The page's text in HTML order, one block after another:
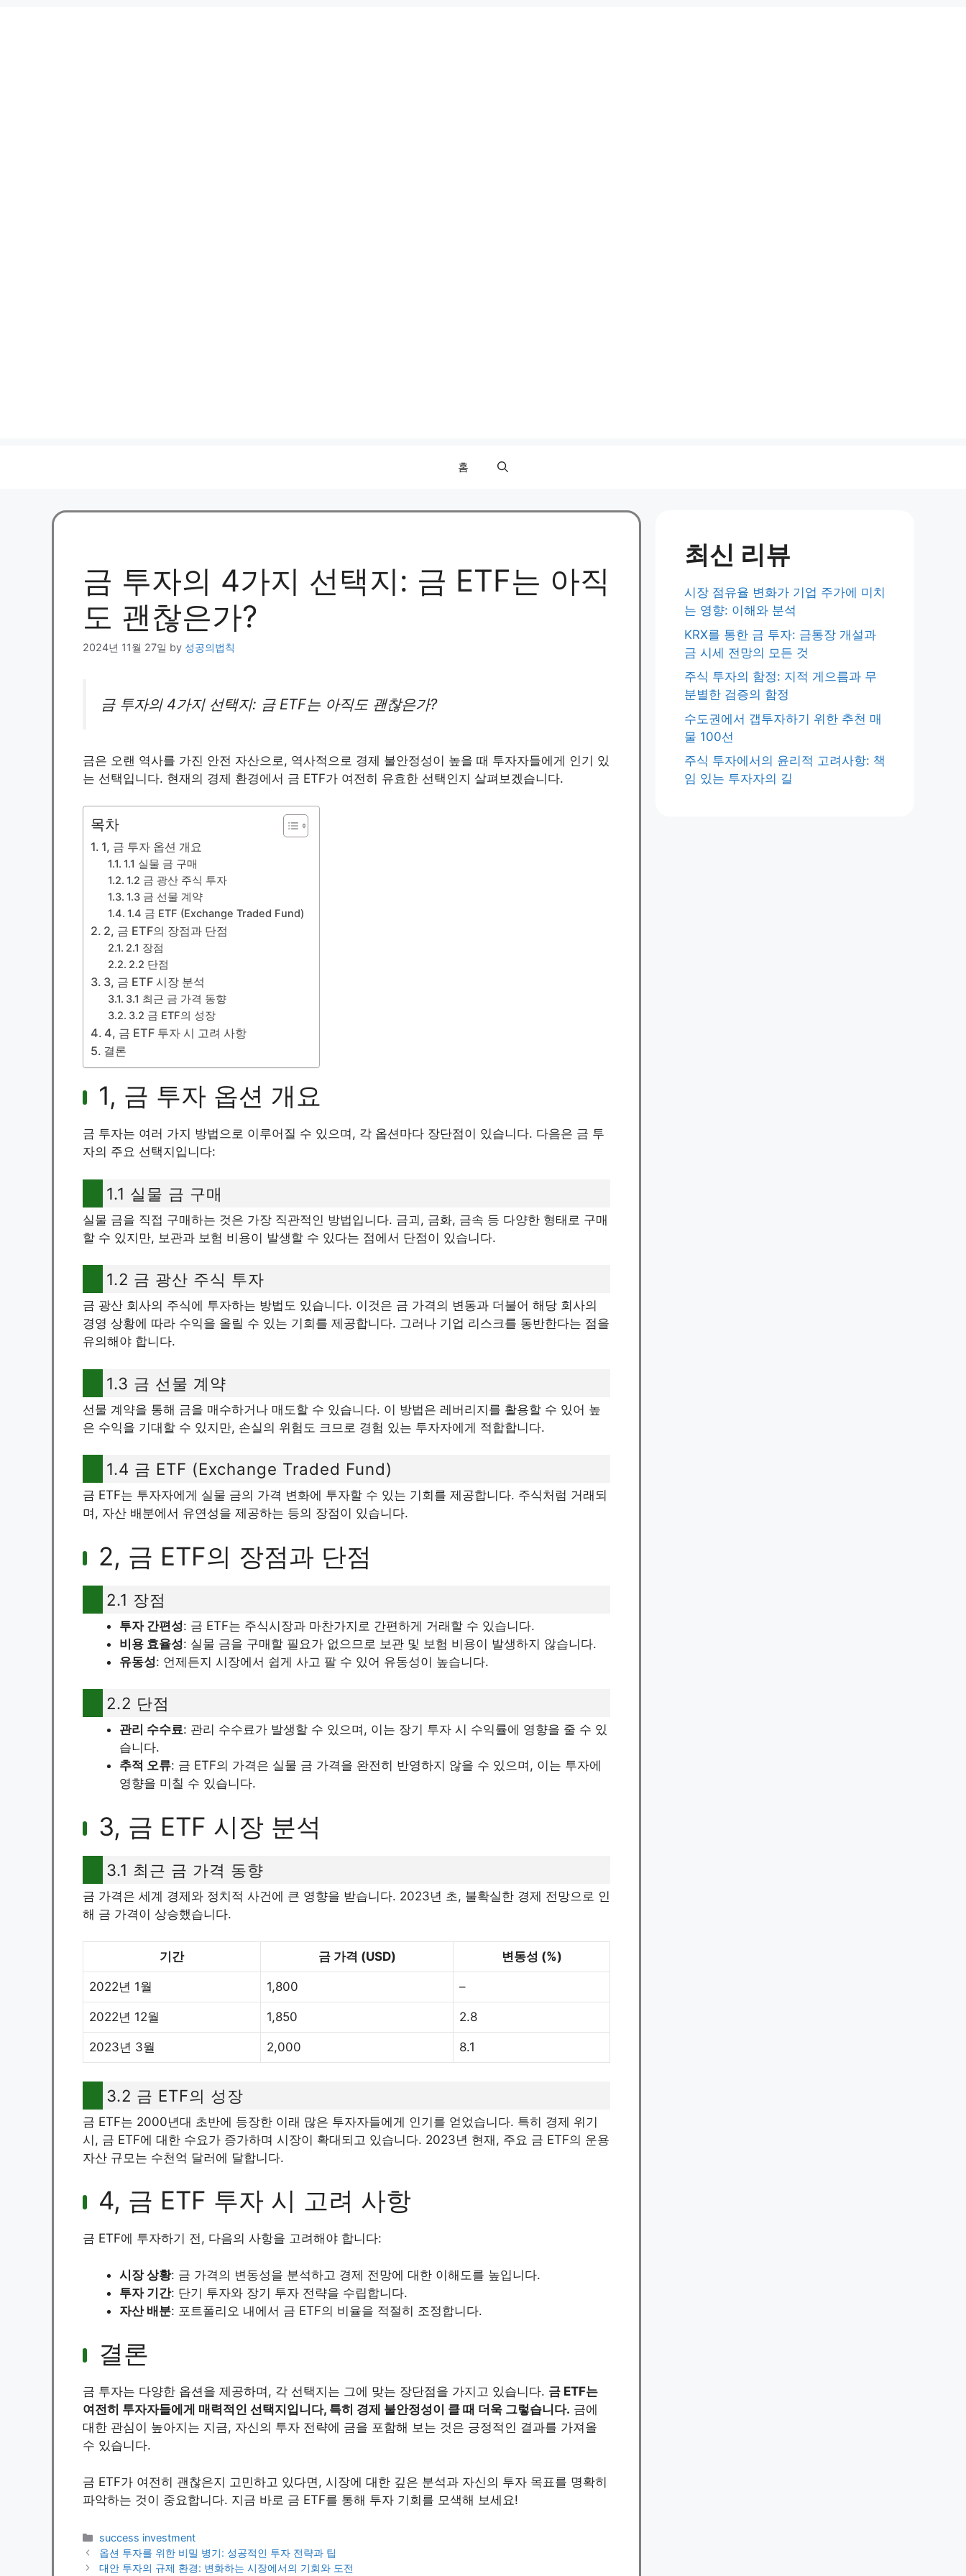
홈
금 투자의 4가지 선택지: 금 ETF는 아직
도 괜찮은가?
2024년 11월 27일 by 성공의법칙
금 투자의 4가지 선택지: 금 ETF는 아직도 괜찮은가?
금은 오랜 역사를 가진 안전 자산으로, 역사적으로 경제 불안정성이 높을 때 투자자들에게 인기 있
는 선택입니다. 현재의 경제 환경에서 금 ETF가 여전히 유효한 선택인지 살펴보겠습니다.
목차
1, 금 투자 옵션 개요
1.1 실물 금 구매
1.2 금 광산 주식 투자
1.3 금 선물 계약
1.4 금 ETF (Exchange Traded Fund)
2, 금 ETF의 장점과 단점
2.1 장점
2.2 단점
3, 금 ETF 시장 분석
3.1 최근 금 가격 동향
3.2 금 ETF의 성장
4, 금 ETF 투자 시 고려 사항
결론
1, 금 투자 옵션 개요
금 투자는 여러 가지 방법으로 이루어질 수 있으며, 각 옵션마다 장단점이 있습니다. 다음은 금 투
자의 주요 선택지입니다:
1.1 실물 금 구매
실물 금을 직접 구매하는 것은 가장 직관적인 방법입니다. 금괴, 금화, 금속 등 다양한 형태로 구매
할 수 있지만, 보관과 보험 비용이 발생할 수 있다는 점에서 단점이 있습니다.
1.2 금 광산 주식 투자
금 광산 회사의 주식에 투자하는 방법도 있습니다. 이것은 금 가격의 변동과 더불어 해당 회사의
경영 상황에 따라 수익을 올릴 수 있는 기회를 제공합니다. 그러나 기업 리스크를 동반한다는 점을
유의해야 합니다.
1.3 금 선물 계약
선물 계약을 통해 금을 매수하거나 매도할 수 있습니다. 이 방법은 레버리지를 활용할 수 있어 높
은 수익을 기대할 수 있지만, 손실의 위험도 크므로 경험 있는 투자자에게 적합합니다.
1.4 금 ETF (Exchange Traded Fund)
금 ETF는 투자자에게 실물 금의 가격 변화에 투자할 수 있는 기회를 제공합니다. 주식처럼 거래되
며, 자산 배분에서 유연성을 제공하는 등의 장점이 있습니다.
2, 금 ETF의 장점과 단점
2.1 장점
투자 간편성: 금 ETF는 주식시장과 마찬가지로 간편하게 거래할 수 있습니다.
비용 효율성: 실물 금을 구매할 필요가 없으므로 보관 및 보험 비용이 발생하지 않습니다.
유동성: 언제든지 시장에서 쉽게 사고 팔 수 있어 유동성이 높습니다.
2.2 단점
관리 수수료: 관리 수수료가 발생할 수 있으며, 이는 장기 투자 시 수익률에 영향을 줄 수 있
습니다.
추적 오류: 금 ETF의 가격은 실물 금 가격을 완전히 반영하지 않을 수 있으며, 이는 투자에
영향을 미칠 수 있습니다.
3, 금 ETF 시장 분석
3.1 최근 금 가격 동향
금 가격은 세계 경제와 정치적 사건에 큰 영향을 받습니다. 2023년 초, 불확실한 경제 전망으로 인
해 금 가격이 상승했습니다.
기간 금 가격 (USD) 변동성 (%)
2022년 1월 1,800 –
2022년 12월 1,850 2.8
2023년 3월 2,000 8.1
3.2 금 ETF의 성장
금 ETF는 2000년대 초반에 등장한 이래 많은 투자자들에게 인기를 얻었습니다. 특히 경제 위기
시, 금 ETF에 대한 수요가 증가하며 시장이 확대되고 있습니다. 2023년 현재, 주요 금 ETF의 운용
자산 규모는 수천억 달러에 달합니다.
4, 금 ETF 투자 시 고려 사항
금 ETF에 투자하기 전, 다음의 사항을 고려해야 합니다:
시장 상황: 금 가격의 변동성을 분석하고 경제 전망에 대한 이해도를 높입니다.
투자 기간: 단기 투자와 장기 투자 전략을 수립합니다.
자산 배분: 포트폴리오 내에서 금 ETF의 비율을 적절히 조정합니다.
결론
금 투자는 다양한 옵션을 제공하며, 각 선택지는 그에 맞는 장단점을 가지고 있습니다. 금 ETF는
여전히 투자자들에게 매력적인 선택지입니다, 특히 경제 불안정성이 클 때 더욱 그렇습니다. 금에
대한 관심이 높아지는 지금, 자신의 투자 전략에 금을 포함해 보는 것은 긍정적인 결과를 가져올
수 있습니다.
금 ETF가 여전히 괜찮은지 고민하고 있다면, 시장에 대한 깊은 분석과 자신의 투자 목표를 명확히
파악하는 것이 중요합니다. 지금 바로 금 ETF를 통해 투자 기회를 모색해 보세요!
Categories
success investment
옵션 투자를 위한 비밀 병기: 성공적인 투자 전략과 팁
대안 투자의 규제 환경: 변화하는 시장에서의 기회와 도전
최신 리뷰
시장 점유율 변화가 기업 주가에 미치
는 영향: 이해와 분석
KRX를 통한 금 투자: 금통장 개설과
금 시세 전망의 모든 것
주식 투자의 함정: 지적 게으름과 무
분별한 검증의 함정
수도권에서 갭투자하기 위한 추천 매
물 100선
주식 투자에서의 윤리적 고려사항: 책
임 있는 투자자의 길